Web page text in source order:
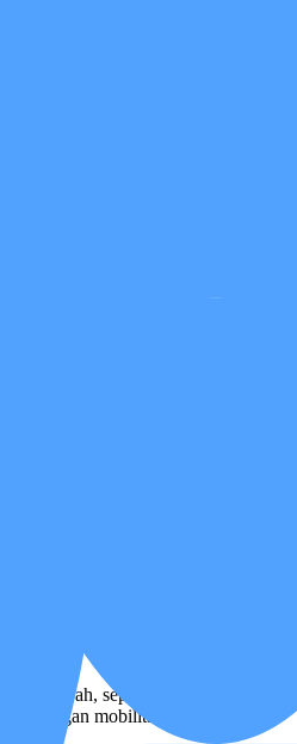
STR yang andal
mendadak
darurat
terus berbaring
telaten
medis harian
jam
sistem yang dirancang agar
parah, seperti bergantung
mobilitas murni.